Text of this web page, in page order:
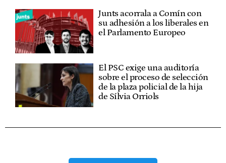
Junts acorrala a Comín con
su adhesión a los liberales en
el Parlamento Europeo
El PSC exige una auditoría
sobre el proceso de selección
de la plaza policial de la hija
de Sílvia Orriols